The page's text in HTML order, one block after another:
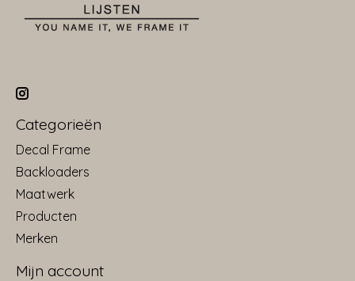
Categorieën
Decal Frame
Backloaders
Maatwerk
Producten
Merken
Mijn account